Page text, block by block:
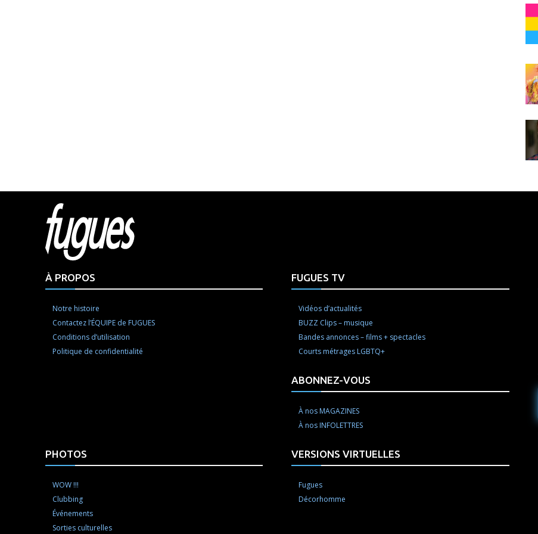
À PROPOS
Notre histoire
Contactez l’ÉQUIPE de FUGUES
Conditions d’utilisation
Politique de confidentialité
FUGUES TV
Vidéos d’actualités
BUZZ Clips – musique
Bandes annonces – films + spectacles
Courts métrages LGBTQ+
ABONNEZ-VOUS
À nos MAGAZINES
À nos INFOLETTRES
PHOTOS
WOW !!!
Clubbing
Événements
Sorties culturelles
VERSIONS VIRTUELLES
Fugues
Décorhomme